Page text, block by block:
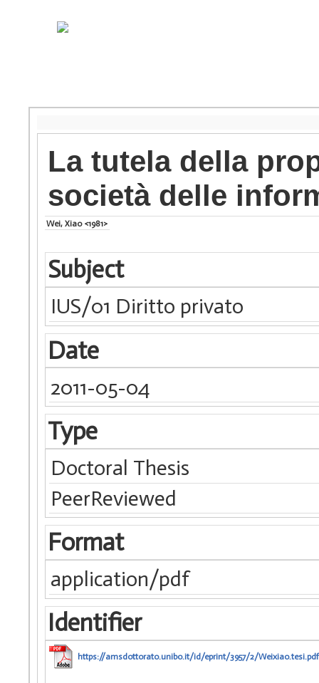
La tutela della
società delle
Wei, Xiao <1981>
Subject
IUS/01 Diritto privato
Date
2011-05-04
Type
Doctoral Thesis
PeerReviewed
Format
application/pdf
Identifier
https://amsdottorato.unibo.it/id/eprint/3957/2/